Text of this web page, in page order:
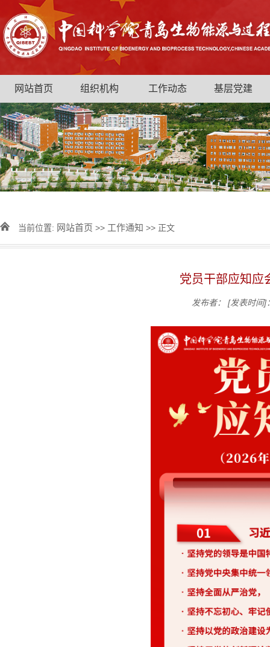
网站首页 组织机构 工作动态 基层党建
当前位置: 网站首页 >> 工作通知 >> 正文
党员干部应知应
发布者： [发表时间